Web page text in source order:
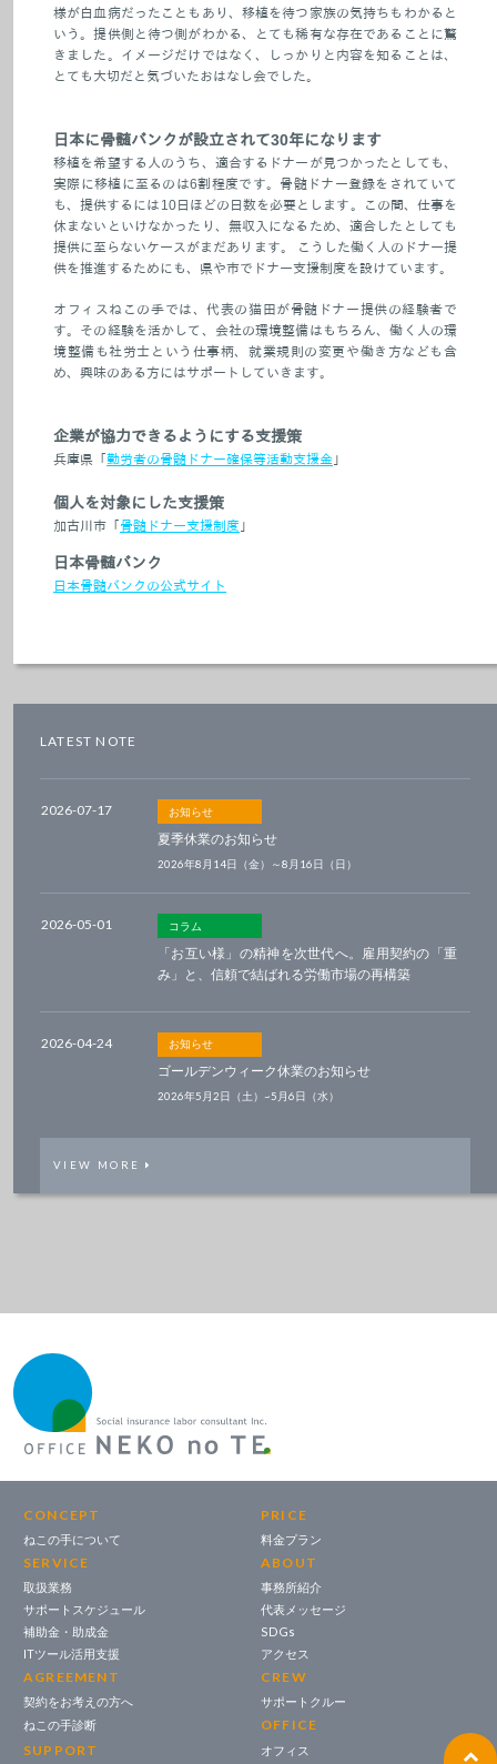
様が白血病だったこともあり、移植を待つ家族の気持ちもわかると
いう。提供側と待つ側がわかる、とても稀有な存在であることに驚
きました。イメージだけではなく、しっかりと内容を知ることは、
とても大切だと気づいたおはなし会でした。
日本に骨髄バンクが設立されて30年になります
移植を希望する人のうち、適合するドナーが見つかったとしても、
実際に移植に至るのは6割程度です。骨髄ドナー登録をされていて
も、提供するには10日ほどの日数を必要とします。この間、仕事を
休まないといけなかったり、無収入になるため、適合したとしても
提供に至らないケースがまだあります。 こうした働く人のドナー提
供を推進するためにも、県や市でドナー支援制度を設けています。
オフィスねこの手では、代表の猫田が骨髄ドナー提供の経験者で
す。その経験を活かして、会社の環境整備はもちろん、働く人の環
境整備も社労士という仕事柄、就業規則の変更や働き方なども含
め、興味のある方にはサポートしていきます。
企業が協力できるようにする支援策
兵庫県「 勤労者の骨髄ドナー確保等活動支援金 」
個人を対象にした支援策
加古川市「 骨髄ドナー支援制度 」
日本骨髄バンク
日本骨髄バンクの公式サイト
LATEST NOTE
2026-07-17 お知らせ
夏季休業のお知らせ
2026年8月14日（金）～8月16日（日）
2026-05-01 コラム
「お互い様」の精神を次世代へ。雇用契約の「重
み」と、信頼で結ばれる労働市場の再構築
2026-04-24 お知らせ
ゴールデンウィーク休業のお知らせ
2026年5月2日（土）~5月6日（水）
VIEW MORE
CONCEPT PRICE
ねこの手について 料金プラン
SERVICE ABOUT
取扱業務
事務所紹介
サポートスケジュール
代表メッセージ
補助金・助成金
SDGs
ITツール活用支援
アクセス
AGREEMENT CREW
契約をお考えの方へ
サポートクルー
ねこの手診断
OFFICE
SUPPORT
オフィス